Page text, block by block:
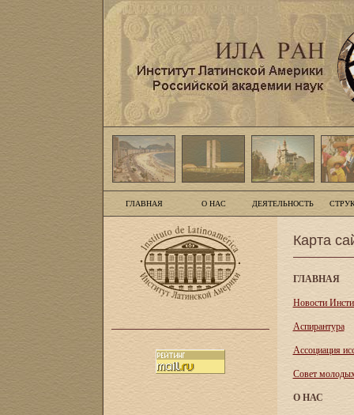
ГЛАВНАЯ О НАС ДЕЯТЕЛЬНОСТЬ
Карта
ГЛАВНАЯ
Новости
Аспирантура
Асcоциация
Совет
О НАС